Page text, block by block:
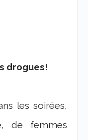
drogues!
les soirées,
de femmes